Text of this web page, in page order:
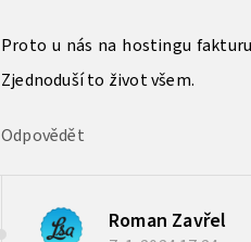
Proto u nás na hostingu
Zjednoduší to život všem.
Odpovědět
Roman Zavřel